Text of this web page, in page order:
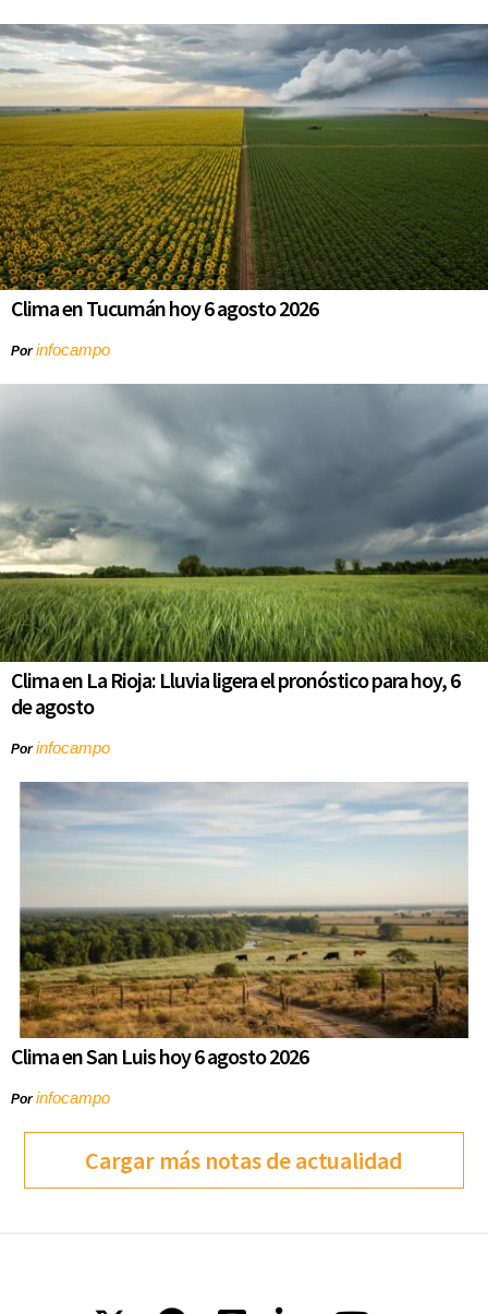
Clima en Tucumán hoy 6 agosto 2026
Porinfocampo
Clima en La Rioja: Lluvia ligera el pronóstico para hoy, 6
de agosto
Porinfocampo
Clima en San Luis hoy 6 agosto 2026
Porinfocampo
Cargar más notas de actualidad